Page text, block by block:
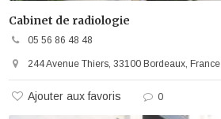
Cabinet de radiologie
05 56 86 48 48
244 Avenue Thiers, 33100 Bordeaux, France
Ajouter aux favoris 0